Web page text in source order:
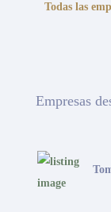
Todas las
Empresas